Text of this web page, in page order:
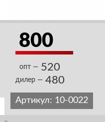
800
опт — 520
дилер — 480
Артикул: 10-0022